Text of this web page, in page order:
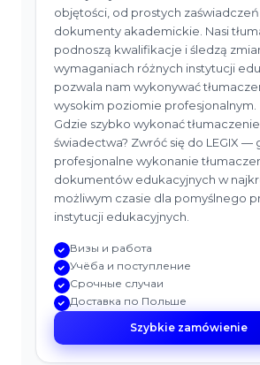
objętości, od prostych zaświadczeń
dokumenty akademickie. Nasi
podnoszą kwalifikacje i śledzą
wymaganiach różnych instytucji
pozwala nam wykonywać
wysokim poziomie profesjonalnym.
Gdzie szybko wykonać
świadectwa? Zwróć się do LEGIX —
profesjonalne wykonanie
dokumentów edukacyjnych w
możliwym czasie dla pomyślnego
instytucji edukacyjnych.
Визы и работа
Учёба и поступление
Срочные случаи
Доставка по Польше
Szybkie zamówienie